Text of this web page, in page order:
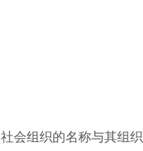
会组织的名称与其组织